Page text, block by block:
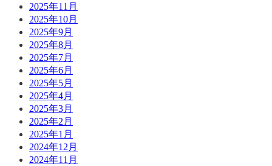
2025年11月
2025年10月
2025年9月
2025年8月
2025年7月
2025年6月
2025年5月
2025年4月
2025年3月
2025年2月
2025年1月
2024年12月
2024年11月